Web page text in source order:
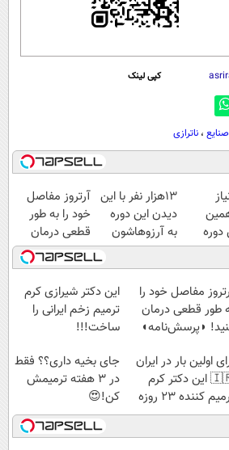
کپی لینک
، ناترازی
دوره
شرکت
نشده!
13هزار نفر با این
دیدن این دوره
به آرزوهاشون
رسیدن | ثبت‌‌نام
رایگان
آرتروز مفاصل
خود را به طور
قطعی درمان
کنید!
◗پرسش‌نامه◖
مفاصل خود را
طور قطعی درمان
◗پرسش‌نامه◖
این دکتر شیرازی کرم
ترمیم زخم ایرانی را
ساخت!!!
اولین بار در ایران
🇮🇷 این دکتر کرم
ترمیم کننده 23 روزه
جای بخیه داری؟؟ فقط
در 3 هفته ترمیمش
کن!😍